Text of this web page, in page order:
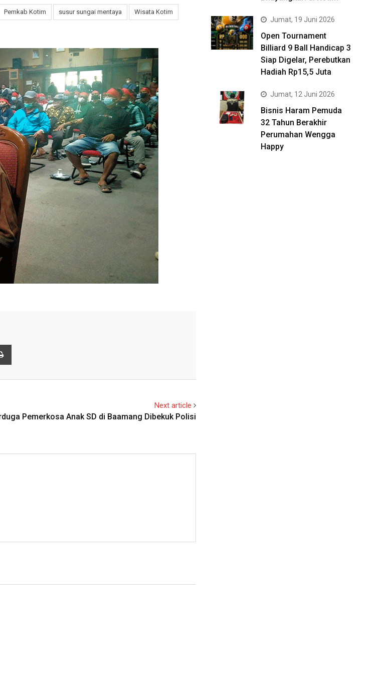
Pemkab Kotim susur sungai mentaya Wisata Kotim
Next article
Pemerkosa Anak SD di Baamang Dibekuk Polisi
Jumat, 19 Juni 2026
Open Tournament
Billiard 9 Ball Handicap 3
Siap Digelar, Perebutkan
Hadiah Rp15,5 Juta
Jumat, 12 Juni 2026
Bisnis Haram Pemuda
32 Tahun Berakhir
Perumahan Wengga
Happy